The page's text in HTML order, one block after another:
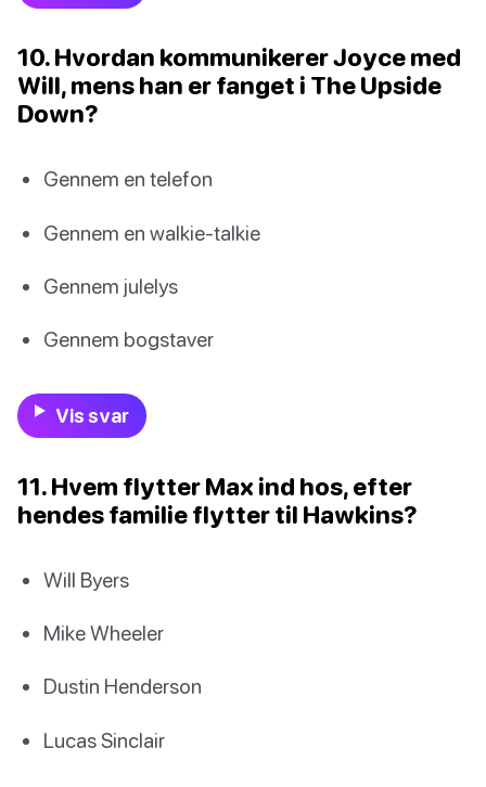
10. Hvordan kommunikerer Joyce med
Will, mens han er fanget i The Upside
Down?
Gennem en telefon
Gennem en walkie-talkie
Gennem julelys
Gennem bogstaver
Vis svar
11. Hvem flytter Max ind hos, efter
hendes familie flytter til Hawkins?
Will Byers
Mike Wheeler
Dustin Henderson
Lucas Sinclair